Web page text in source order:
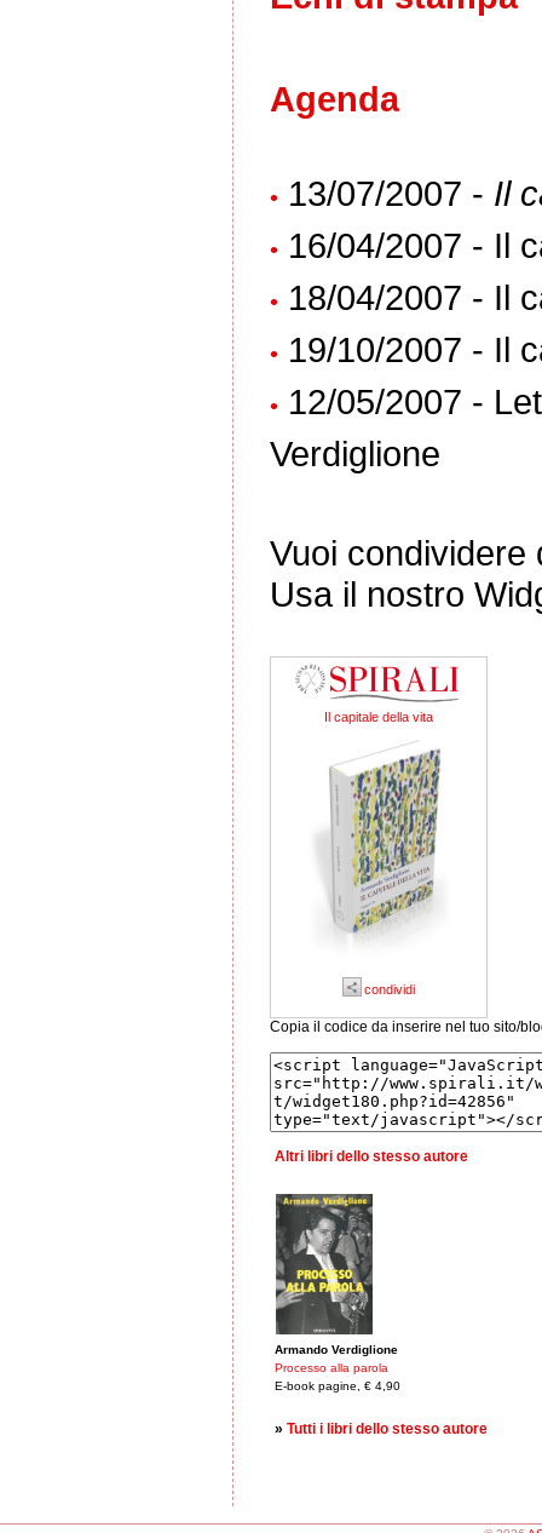
Agenda
• 13/07/2007 - Il
• 16/04/2007 - Il
• 18/04/2007 - Il
• 19/10/2007 - Il
• 12/05/2007 -
Verdiglione
Vuoi condividere
Usa il nostro
Il capitale della vita
condividi
Copia il codice da inserire nel tuo sito/
Altri libri dello stesso autore
Armando Verdiglione
Processo alla parola
E-book pagine, € 4,90
» Tutti i libri dello stesso autore